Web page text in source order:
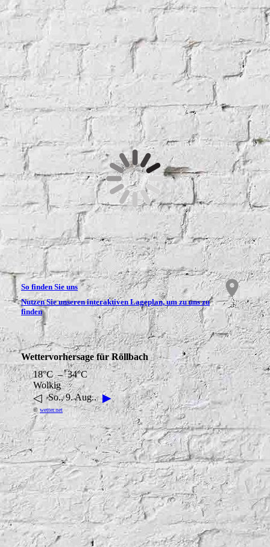
Bad 2
Bad 1
Raumreservierung
Klicken Sie hier um zu unserer
Raum­re­ser­vie­rung zu kommen
So finden Sie uns
Nutzen Sie unseren interaktiven La­ge­plan, um zu uns zu
finden
Wettervorhersage für Röllbach
18°C – 34°C
Wolkig
◁ So., 9. Aug.. ▶
©wetter.net
Startseite |Datenschutzerklärung|Impressum | Kontakt |Anfahrt | Seite
weiterempfehlen